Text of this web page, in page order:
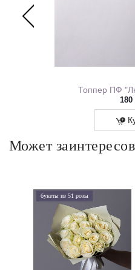
фотографии, ведь они
мира.
В свою очередь, мы
основного состава букета,
уверенными.
Топпер ПФ
180
Может
букеты из 51 розы